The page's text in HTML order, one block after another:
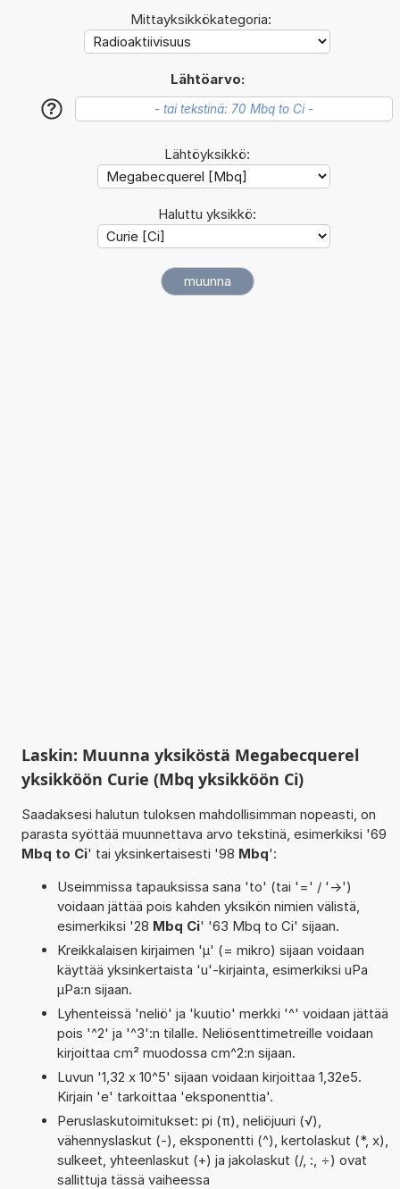
Mittayksikkökategoria:
Lähtöarvo:
?
Lähtöyksikkö:
Haluttu yksikkö:
Laskin: Muunna yksiköstä Megabecquerel
yksikköön Curie (Mbq yksikköön Ci)
Saadaksesi halutun tuloksen mahdollisimman nopeasti, on
parasta syöttää muunnettava arvo tekstinä, esimerkiksi '69
Mbq to Ci' tai yksinkertaisesti '98 Mbq':
Useimmissa tapauksissa sana 'to' (tai '=' / '->')
voidaan jättää pois kahden yksikön nimien välistä,
esimerkiksi '28 Mbq Ci' '63 Mbq to Ci' sijaan.
Kreikkalaisen kirjaimen 'µ' (= mikro) sijaan voidaan
käyttää yksinkertaista 'u'-kirjainta, esimerkiksi uPa
µPa:n sijaan.
Lyhenteissä 'neliö' ja 'kuutio' merkki '^' voidaan jättää
pois '^2' ja '^3':n tilalle. Neliösenttimetreille voidaan
kirjoittaa cm² muodossa cm^2:n sijaan.
Luvun '1,32 x 10^5' sijaan voidaan kirjoittaa 1,32e5.
Kirjain 'e' tarkoittaa 'eksponenttia'.
Peruslaskutoimitukset: pi (π), neliöjuuri (√),
vähennyslaskut (-), eksponentti (^), kertolaskut (*, x),
sulkeet, yhteenlaskut (+) ja jakolaskut (/, :, ÷) ovat
sallittuja tässä vaiheessa